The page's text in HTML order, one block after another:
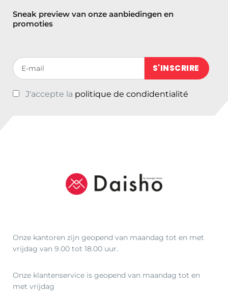
Sneak preview van onze aanbiedingen en
promoties
Votre adresse de messagerie (obligatoire)
J'accepte la politique de condidentialité
Onze kantoren zijn geopend van maandag tot en met
vrijdag van 9.00 tot 18.00 uur.
Onze klantenservice is geopend van maandag tot en
met vrijdag